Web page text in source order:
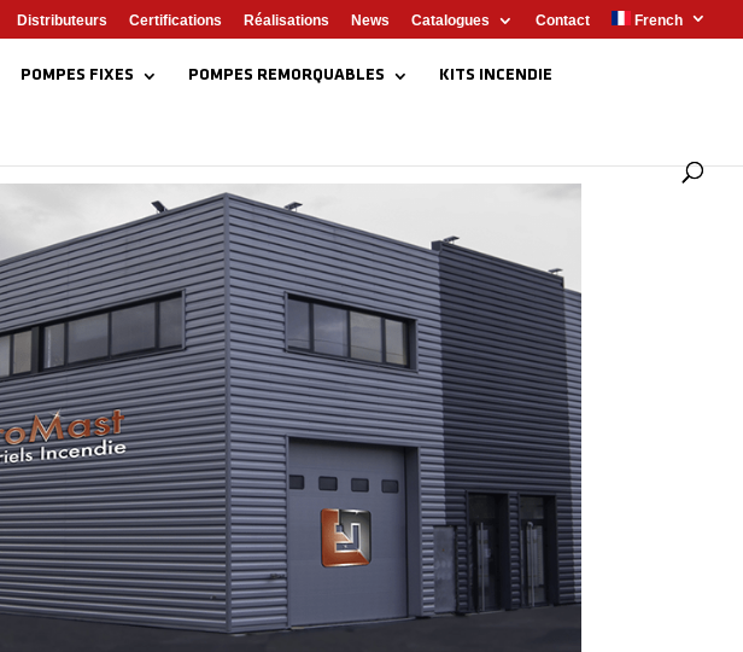
Distributeurs Certifications Réalisations News Catalogues Contact French
POMPES FIXES POMPES REMORQUABLES KITS INCENDIE